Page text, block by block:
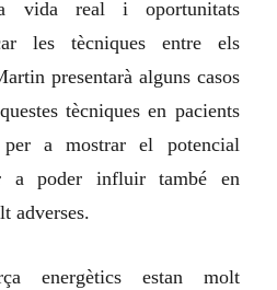
vida real i oportunitats
les tècniques entre els
presentarà alguns casos
tècniques en pacients
per a mostrar el potencial
a poder influir també en
adverses.
energètics estan molt